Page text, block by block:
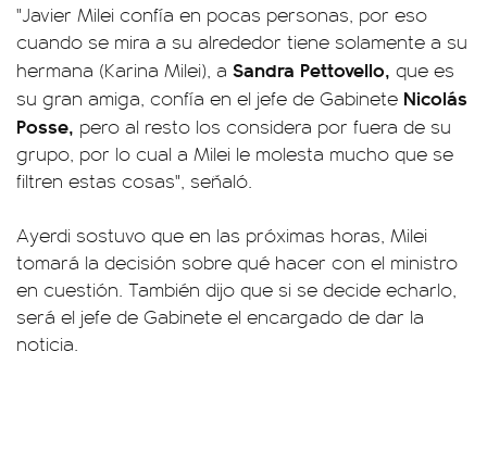
"Javier Milei confía en pocas personas, por eso
cuando se mira a su alrededor tiene solamente a su
hermana (Karina Milei), a Sandra Pettovello, que es
su gran amiga, confía en el jefe de Gabinete Nicolás
Posse, pero al resto los considera por fuera de su
grupo, por lo cual a Milei le molesta mucho que se
filtren estas cosas", señaló.
Ayerdi sostuvo que en las próximas horas, Milei
tomará la decisión sobre qué hacer con el ministro
en cuestión. También dijo que si se decide echarlo,
será el jefe de Gabinete el encargado de dar la
noticia.